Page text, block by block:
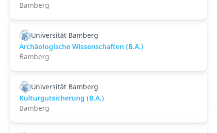
Bamberg
Universität Bamberg
Archäologische Wissenschaften (B.A.)
Bamberg
Universität Bamberg
Kulturgutsicherung (B.A.)
Bamberg